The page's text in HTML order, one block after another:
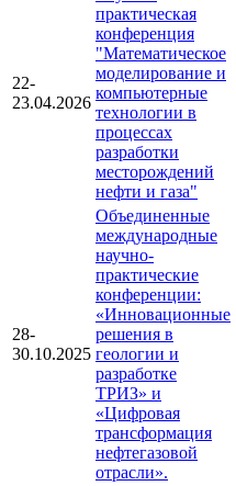
22-
23.04.2026
практическая
конференция
"Математическое
моделирование и
компьютерные
технологии в
процессах
разработки
месторождений
нефти и газа"
28-
30.10.2025
Объединенные
международные
научно-
практические
конференции:
«Инновационные
решения в
геологии и
разработке
ТРИЗ» и
«Цифровая
трансформация
нефтегазовой
отрасли».